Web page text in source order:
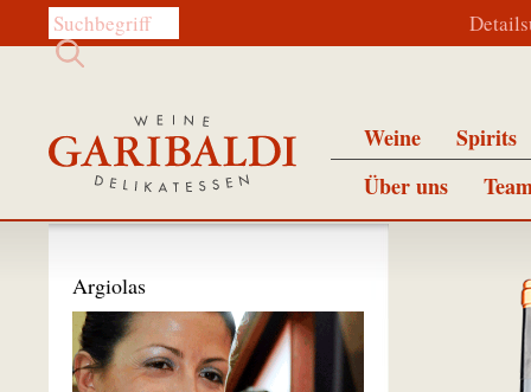
Diese Website durchsuchen:
Weine
Spirits
Über uns
Argiolas